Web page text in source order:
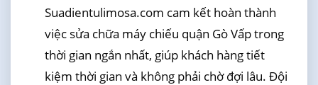
Suadientulimosa.com cam kết hoàn thành
việc sửa chữa máy chiếu quận Gò Vấp trong
thời gian ngắn nhất, giúp khách hàng tiết
kiệm thời gian và không phải chờ đợi lâu. Đội